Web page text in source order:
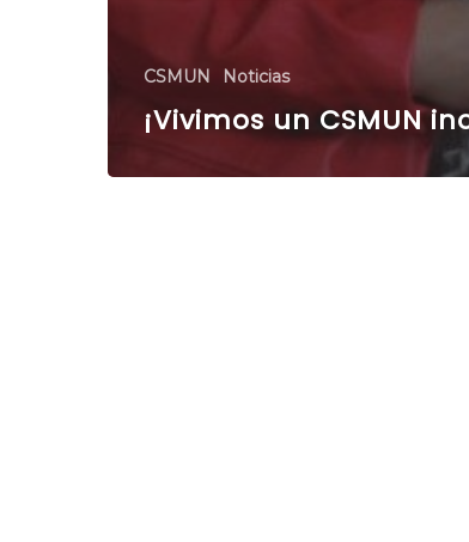
CSMUN Noticias
¡Vivimos un CSMUN